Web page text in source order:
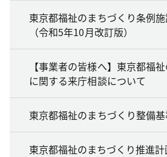
東京都福祉のまちづくり条例
（令和5年10月改訂版）
【事業者の皆様へ】東京都福
に関する来庁相談について
東京都福祉のまちづくり整備
東京都福祉のまちづくり推進計